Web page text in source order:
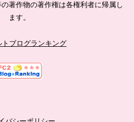
著作物の著作権は各権利者に帰属し
ます。